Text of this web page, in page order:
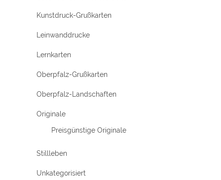
Kunstdruck-Grußkarten
Leinwanddrucke
Lernkarten
Oberpfalz-Grußkarten
Oberpfalz-Landschaften
Originale
Preisgünstige Originale
Stillleben
Unkategorisiert